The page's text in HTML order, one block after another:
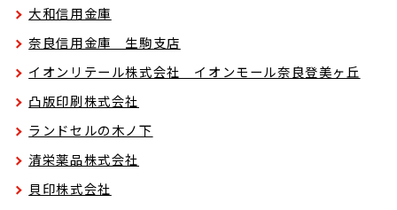
大和信用金庫
奈良信用金庫 生駒支店
イオンリテール株式会社 イオンモール奈良登美ヶ丘
凸版印刷株式会社
ランドセルの木ノ下
清栄薬品株式会社
貝印株式会社